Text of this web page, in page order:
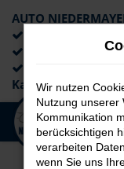
Zum
Hauptinhalt
springen
AUTO
Lieferung an
Kaufabwicklung
Wir nutzen
Nutzung unserer
Kommunikation
berücksichtigen
verarbeiten
wenn Sie uns